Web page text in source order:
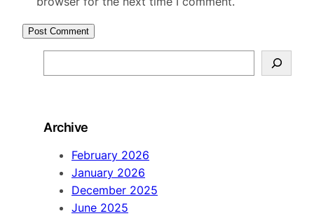
e
c
Archive
February 2026
January 2026
December 2025
June 2025